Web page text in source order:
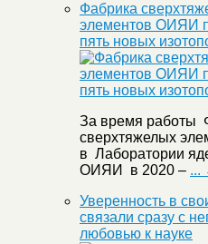
Фабрика
элементов ОИЯИ
пять новых
За время работы
сверхтяжелых
в Лаборатории
ОИЯИ в 2020 – ...
Уверенность в
связали сразу с
любовью к науке